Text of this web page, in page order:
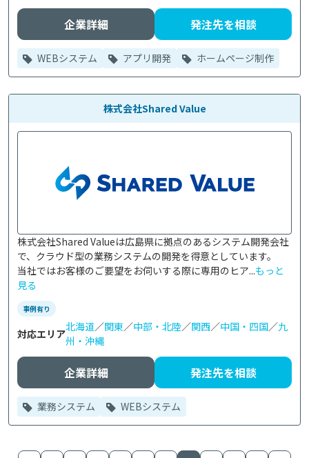
企業詳細 発注先を相談
WEBシステム アプリ開発 ホームページ制作
株式会社Shared Value
株式会社Shared Valueは広島県に拠点のあるシステム開発会社
で、クラウド型の業務システムの開発を得意としています。
当社ではお客様のご要望をお伺いする際に専用のヒア...もっと
見る
事例有り
対応エリア
北海道／関東／中部・北陸／関西／中国・四国／九
州・沖縄
企業詳細 発注先を相談
業務システム WEBシステム